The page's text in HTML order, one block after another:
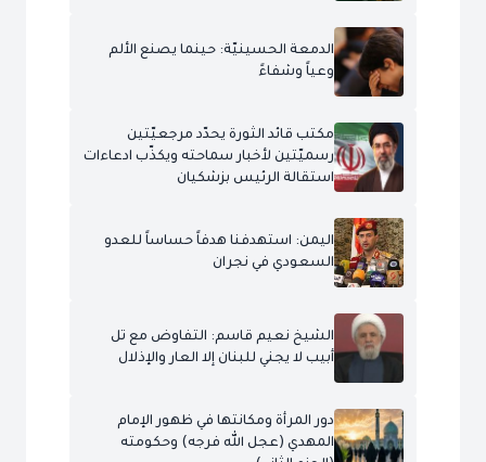
الدمعة الحسينيّة: حينما يصنع الألم
وعياً وشفاءً
مكتب قائد الثورة يحدّد مرجعيّتين
رسميّتين لأخبار سماحته ويكذّب ادعاءات
استقالة الرئيس بزشكيان
اليمن: استهدفنا هدفاً حساساً للعدو
السعودي في نجران
الشيخ نعيم قاسم: التفاوض مع تل
أبيب لا يجني للبنان إلا العار والإذلال
دور المرأة ومكانتها في ظهور الإمام
المهدي (عجل الله فرجه) وحكومته